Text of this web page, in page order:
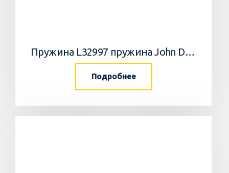
Пружина L32997 пружина John Deere
Подробнее